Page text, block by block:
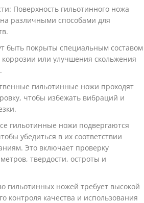
Поверхность гильотинного ножа
различными способами для
быть покрыты специальным составом
или улучшения скольжения
гильотинные ножи проходят
чтобы избежать вибраций и
гильотинные ножи подвергаются
убедиться в их соответствии
Это включает проверку
твердости, остроты и
гильотинных ножей требует высокой
контроля качества и использования